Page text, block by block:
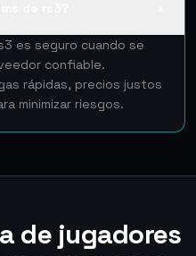
es seguro cuando se
confiable.
rápidas, precios justos
minimizar riesgos.
de jugadores